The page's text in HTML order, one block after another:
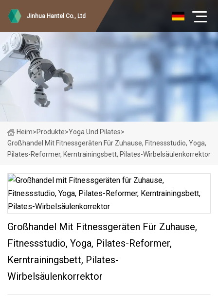
Jinhua Hantel Co., Ltd
Heim>Produkte>Yoga Und Pilates>
Großhandel Mit Fitnessgeräten Für Zuhause, Fitnessstudio, Yoga,
Pilates-Reformer, Kerntrainingsbett, Pilates-Wirbelsäulenkorrektor
Großhandel Mit Fitnessgeräten Für Zuhause,
Fitnessstudio, Yoga, Pilates-Reformer,
Kerntrainingsbett, Pilates-
Wirbelsäulenkorrektor